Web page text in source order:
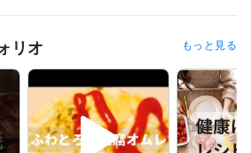
カウンセラー・コーチ 経験年数 : 10年
2022年10月 ~ 現在
在
リオ もっと見る